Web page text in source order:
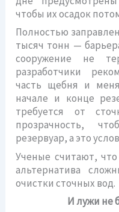
чтобы их осадок
Полностью
тысяч тонн —
сооружение не
разработчики
часть щебня и
начале и конце
требуется от
прозрачность,
резервуар, а это
Ученые считают,
альтернатива
очистки сточных вод.
И лужи не